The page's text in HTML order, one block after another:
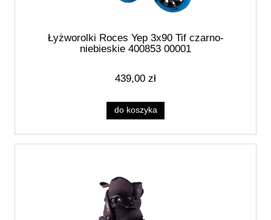
Łyżworolki Roces Yep 3x90 Tif czarno-
niebieskie 400853 00001
439,00 zł
do koszyka